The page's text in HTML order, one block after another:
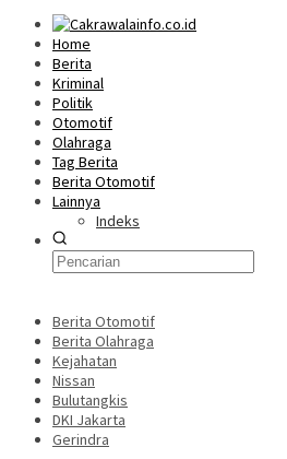
Home
Berita
Kriminal
Politik
Otomotif
Olahraga
Tag Berita
Berita Otomotif
Lainnya
Indeks
Berita Otomotif
Berita Olahraga
Kejahatan
Nissan
Bulutangkis
DKI Jakarta
Gerindra